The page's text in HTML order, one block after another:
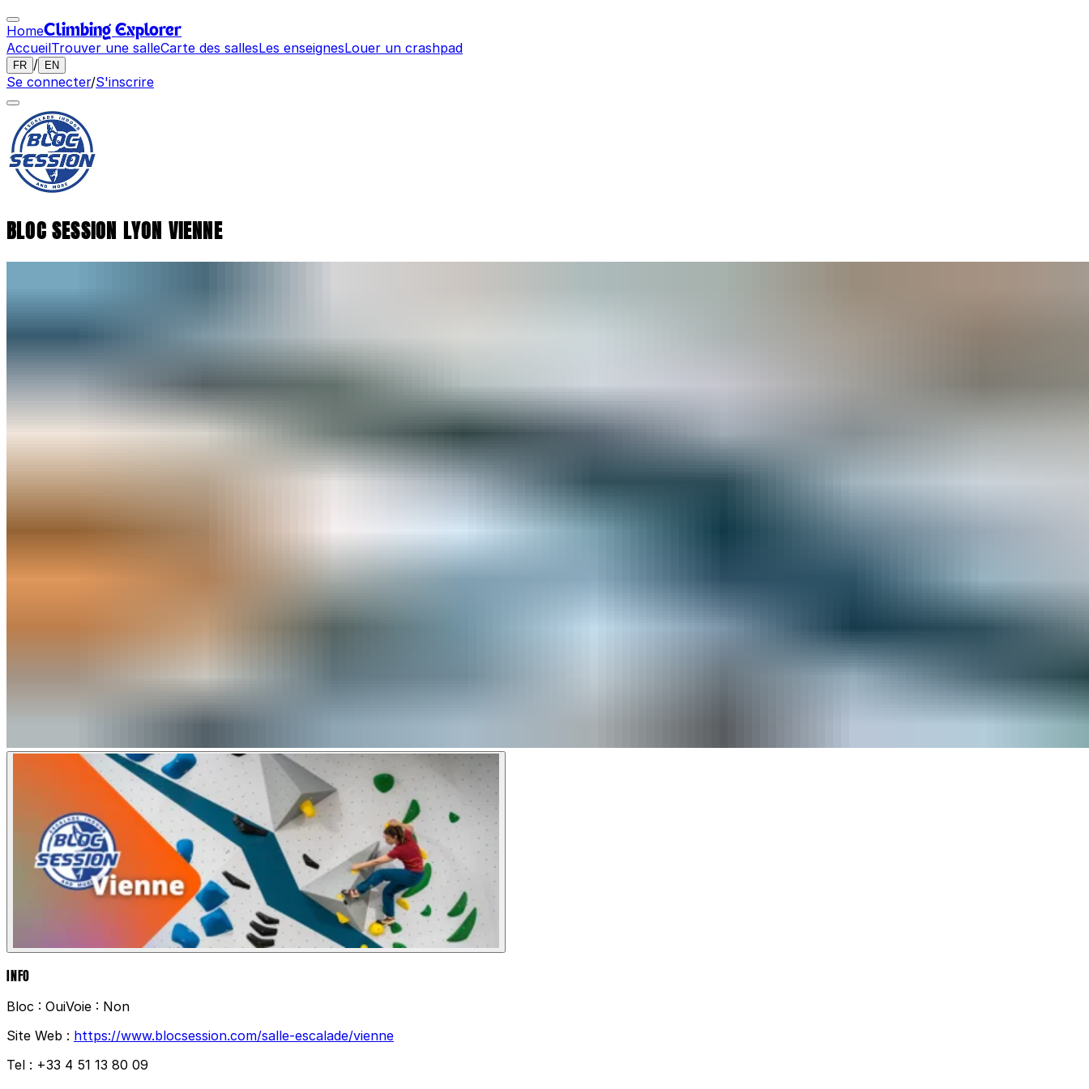
HomeClimbing Explorer
AccueilTrouver une salleCarte des sallesLes enseignesLouer un crashpad
FR / EN
Se connecter/S'inscrire
BLOC SESSION LYON VIENNE
INFO
Bloc : OuiVoie : Non
Site Web : https://www.blocsession.com/salle-escalade/vienne
Tel : +33 4 51 13 80 09